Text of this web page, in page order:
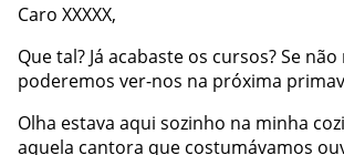
Caro XXXXX,
Quetal? Já acabaste os cursos?Se não
poderemos ver-nos na próxima
Olha estava aqui sozinho na minha
aquela cantora que costumávamos